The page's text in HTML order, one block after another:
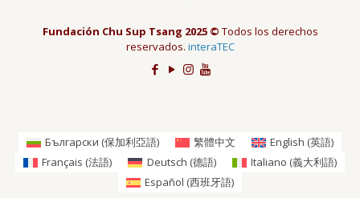
Fundación Chu Sup Tsang 2025 © Todos los derechos
reservados. interaTEC
Български (保加利亞語) 繁體中文 English (英語)
Français (法語) Deutsch (德語) Italiano (義大利語)
Español (西班牙語)